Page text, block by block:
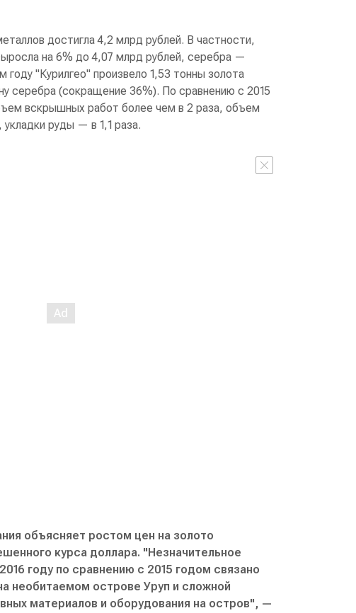
достигла 4,2 млрд рублей. В частности,
на 6% до 4,07 млрд рублей, серебра —
"Курилгео" произвело 1,53 тонны золота
серебра (сокращение 36%). По сравнению с 2015
вскрышных работ более чем в 2 раза, объем
руды — в 1,1 раза.
объясняет ростом цен на золото
курса доллара. "Незначительное
году по сравнению с 2015 годом связано
необитаемом острове Уруп и сложной
материалов и оборудования на остров", —